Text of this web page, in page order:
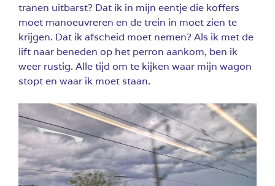
tranen uitbarst? Dat ik in mijn eentje die koffers
moet manoeuvreren en de trein in moet zien te
krijgen. Dat ik afscheid moet nemen? Als ik met de
lift naar beneden op het perron aankom, ben ik
weer rustig. Alle tijd om te kijken waar mijn wagon
stopt en waar ik moet staan.